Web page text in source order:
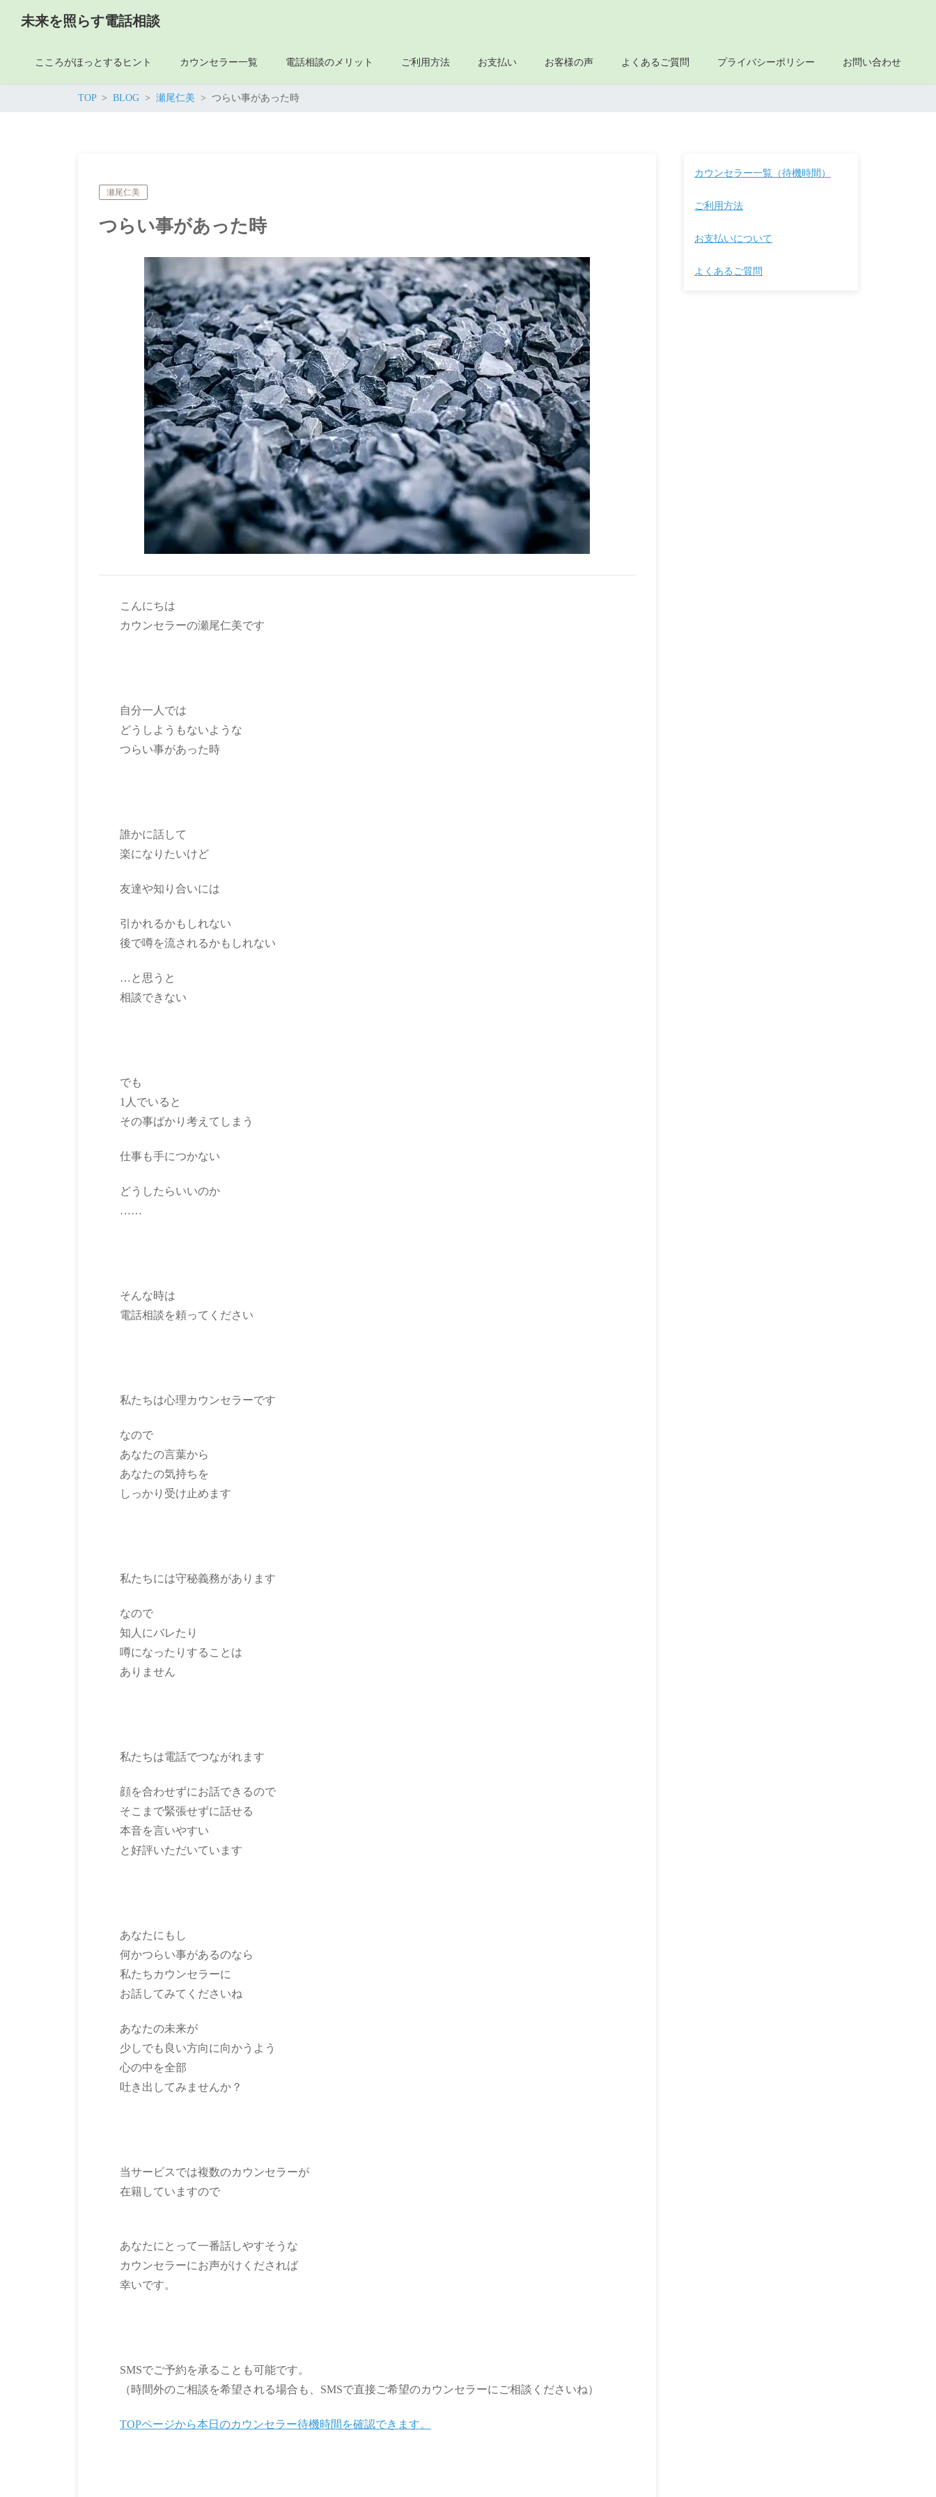
未来を照らす電話相談
こころがほっとするヒント カウンセラー一覧 電話相談のメリット ご利用方法 お支払い お客様の声 よくあるご質問 プライバシーポリシー お問い合わせ
TOP BLOG 瀬尾仁美 つらい事があった時
瀬尾仁美
つらい事があった時
こんにちは
カウンセラーの瀬尾仁美です
自分一人では
どうしようもないような
つらい事があった時
誰かに話して
楽になりたいけど
友達や知り合いには
引かれるかもしれない
後で噂を流されるかもしれない
…と思うと
相談できない
でも
1人でいると
その事ばかり考えてしまう
仕事も手につかない
どうしたらいいのか
……
そんな時は
電話相談を頼ってください
私たちは心理カウンセラーです
なので
あなたの言葉から
あなたの気持ちを
しっかり受け止めます
私たちには守秘義務があります
なので
知人にバレたり
噂になったりすることは
ありません
私たちは電話でつながれます
顔を合わせずにお話できるので
そこまで緊張せずに話せる
本音を言いやすい
と好評いただいています
あなたにもし
何かつらい事があるのなら
私たちカウンセラーに
お話してみてくださいね
あなたの未来が
少しでも良い方向に向かうよう
心の中を全部
吐き出してみませんか？
当サービスでは複数のカウンセラーが
在籍していますので
あなたにとって一番話しやすそうな
カウンセラーにお声がけくだされば
幸いです。
SMSでご予約を承ることも可能です。
（時間外のご相談を希望される場合も、SMSで直接ご希望のカウンセラーにご相談くださいね）
TOPページから本日のカウンセラー待機時間を確認できます。
カウンセラー一覧（待機時間）
ご利用方法
お支払いについて
よくあるご質問